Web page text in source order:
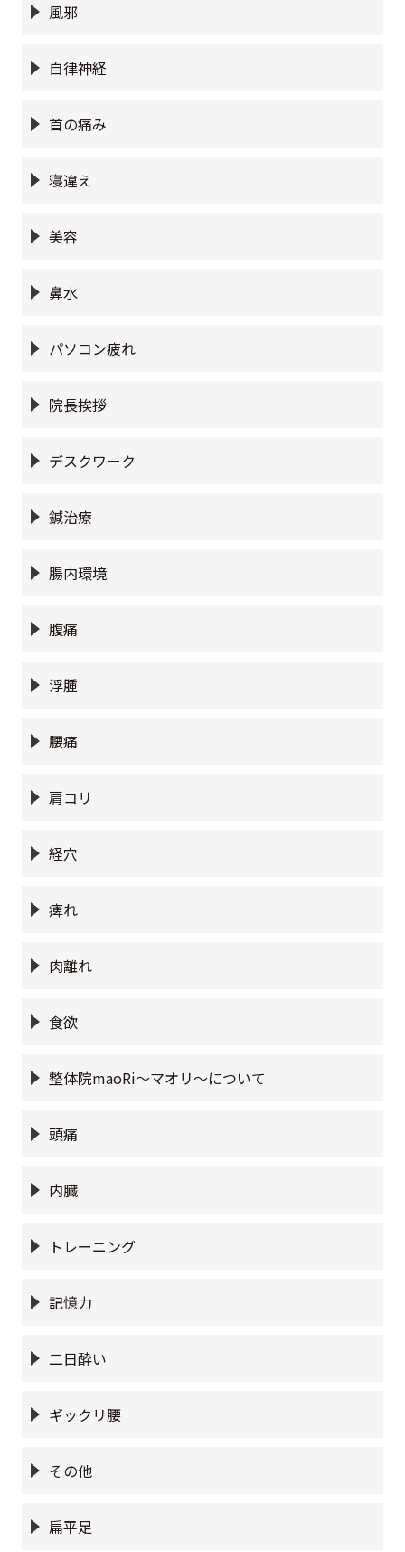
風邪
自律神経
首の痛み
寝違え
美容
鼻水
パソコン疲れ
院長挨拶
デスクワーク
鍼治療
腸内環境
腹痛
浮腫
腰痛
肩コリ
経穴
痺れ
肉離れ
食欲
整体院maoRi〜マオリ〜について
頭痛
内臓
トレーニング
記憶力
二日酔い
ギックリ腰
その他
扁平足